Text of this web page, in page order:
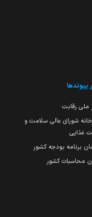
پیوندها
ملی رقابت
شورای عالی سلامت و
غذایی
برنامه بودجه کشور
محاسبات کشور